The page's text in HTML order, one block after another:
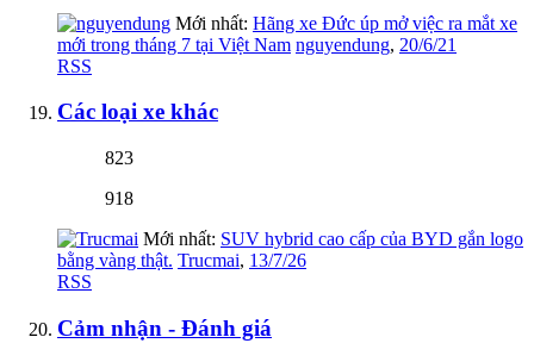
Mới nhất: Hãng xe Đức úp mở việc ra mắt xe
mới trong tháng 7 tại Việt Nam nguyendung, 20/6/21
RSS
Các loại xe khác
823
918
Mới nhất: SUV hybrid cao cấp của BYD gắn logo
bằng vàng thật. Trucmai, 13/7/26
RSS
Cảm nhận - Đánh giá